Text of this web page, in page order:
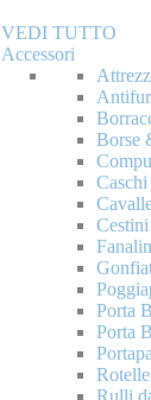
VEDI TUTTO
Accessori
Borse
Caschi
Cestini
Porta
Porta
Rulli